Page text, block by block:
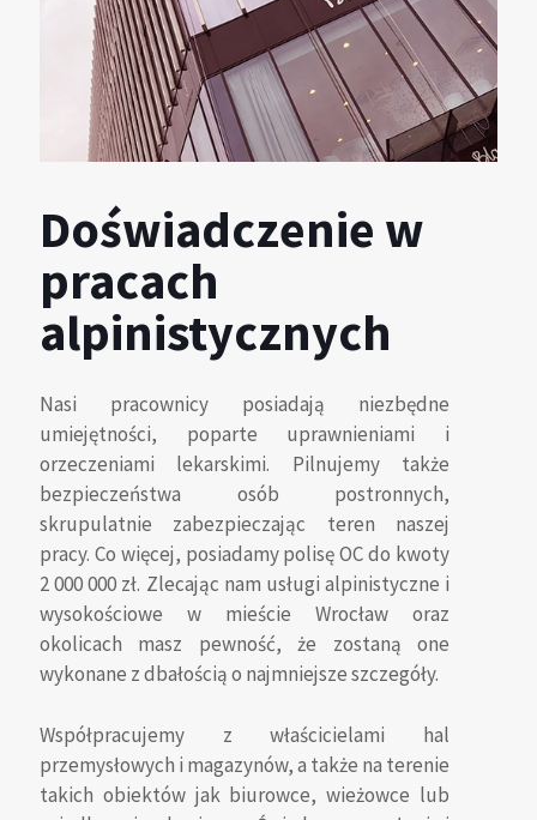
Doświadczenie w
pracach
alpinistycznych
Nasi pracownicy posiadają niezbędne
umiejętności, poparte uprawnieniami i
orzeczeniami lekarskimi. Pilnujemy także
bezpieczeństwa osób postronnych,
skrupulatnie zabezpieczając teren naszej
pracy. Co więcej, posiadamy polisę OC do kwoty
2 000 000 zł. Zlecając nam usługi alpinistyczne i
wysokościowe w mieście Wrocław oraz
okolicach masz pewność, że zostaną one
wykonane z dbałością o najmniejsze szczegóły.
Współpracujemy z właścicielami hal
przemysłowych i magazynów, a także na terenie
takich obiektów jak biurowce, wieżowce lub